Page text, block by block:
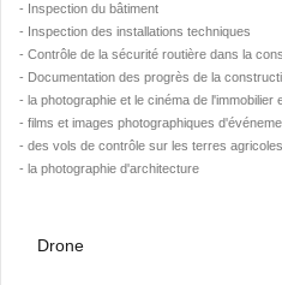
- Inspection du bâtiment
- Inspection des installations techniques
- Contrôle de la sécurité routière dans la
- Documentation des progrès de la
- la photographie et le cinéma de l'immobilier
- films et images photographiques
- des vols de contrôle sur les terres agricoles
- la photographie d'architecture
Drone